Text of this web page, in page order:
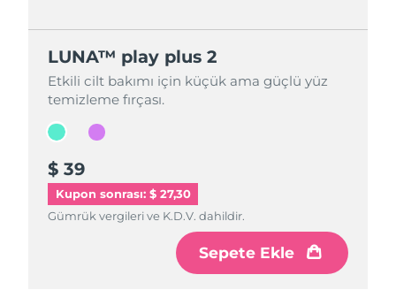
LUNA™ play plus 2
Etkili cilt bakımı için küçük ama güçlü yüz
temizleme fırçası.
$ 39
Kupon sonrası: $ 27,30
Gümrük vergileri ve K.D.V. dahildir.
Sepete Ekle
LUNA™ play plus 2
Etkili cilt bakımı için küçük ama güçlü yüz
temizleme fırçası.
$ 39
Gümrük vergileri ve K.D.V. dahildir.
Sepete Ekle